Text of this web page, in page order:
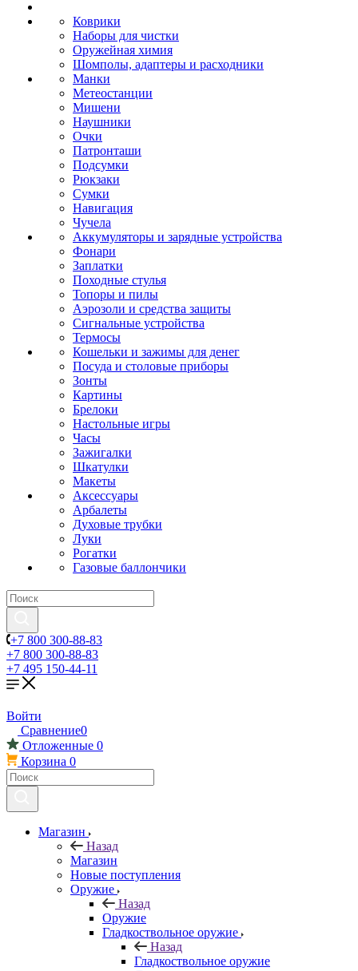
Коврики
Наборы для чистки
Оружейная химия
Шомполы, адаптеры и расходники
Манки
Метеостанции
Мишени
Наушники
Очки
Патронташи
Подсумки
Рюкзаки
Сумки
Навигация
Чучела
Аккумуляторы и зарядные устройства
Фонари
Заплатки
Походные стулья
Топоры и пилы
Аэрозоли и средства защиты
Сигнальные устройства
Термосы
Кошельки и зажимы для денег
Посуда и столовые приборы
Зонты
Картины
Брелоки
Настольные игры
Часы
Зажигалки
Шкатулки
Макеты
Аксессуары
Арбалеты
Духовые трубки
Луки
Рогатки
Газовые баллончики
+7 800 300-88-83
+7 800 300-88-83
+7 495 150-44-11
Войти
Сравнение0
Отложенные 0
Корзина 0
Магазин
Назад
Магазин
Новые поступления
Оружие
Назад
Оружие
Гладкоствольное оружие
Назад
Гладкоствольное оружие